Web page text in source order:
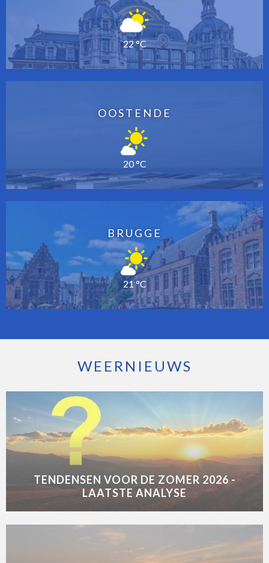
22 °C
OOSTENDE
20 °C
BRUGGE
21 °C
WEERNIEUWS
TENDENSEN VOOR DE ZOMER 2026 -
LAATSTE ANALYSE